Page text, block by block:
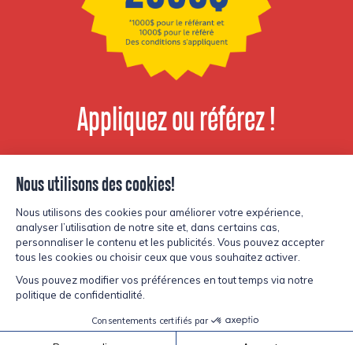
Appliquez ou référez !
Voir les postes
disponibles
© Copyright Lesters 2026Politique de confidentialitéSite parKryzalid